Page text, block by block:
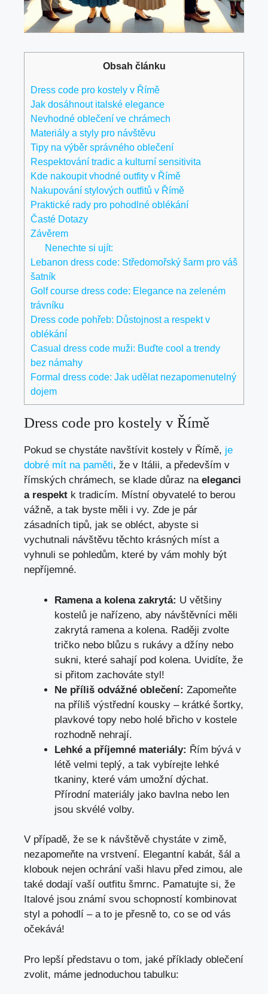
Obsah článku
Dress code pro kostely v Římě
Jak dosáhnout italské elegance
Nevhodné oblečení ve chrámech
Materiály a styly pro návštěvu
Tipy na výběr správného oblečení
Respektování tradic a kulturní sensitivita
Kde nakoupit vhodné outfity v Římě
Nakupování stylových outfitů v Římě
Praktické rady pro pohodlné oblékání
Časté Dotazy
Závěrem
Nenechte si ujít:
Lebanon dress code: Středomořský šarm pro váš
šatník
Golf course dress code: Elegance na zeleném
trávníku
Dress code pohřeb: Důstojnost a respekt v
oblékání
Casual dress code muži: Buďte cool a trendy
bez námahy
Formal dress code: Jak udělat nezapomenutelný
dojem
Dress code pro kostely v Římě
Pokud se chystáte navštívit kostely v Římě, je
dobré mít na paměti, že v Itálii, a především v
římských chrámech, se klade důraz na eleganci
a respekt k tradicím. Místní obyvatelé to berou
vážně, a tak byste měli i vy. Zde je pár
zásadních tipů, jak se obléct, abyste si
vychutnali návštěvu těchto krásných míst a
vyhnuli se pohledům, které by vám mohly být
nepříjemné.
Ramena a kolena zakrytá: U většiny
kostelů je nařízeno, aby návštěvníci měli
zakrytá ramena a kolena. Raději zvolte
tričko nebo blůzu s rukávy a džíny nebo
sukni, které sahají pod kolena. Uvidíte, že
si přitom zachováte styl!
Ne příliš odvážné oblečení: Zapomeňte
na příliš výstřední kousky – krátké šortky,
plavkové topy nebo holé břicho v kostele
rozhodně nehrají.
Lehké a příjemné materiály: Řím bývá v
létě velmi teplý, a tak vybírejte lehké
tkaniny, které vám umožní dýchat.
Přírodní materiály jako bavlna nebo len
jsou skvélé volby.
V případě, že se k návštěvě chystáte v zimě,
nezapomeňte na vrstvení. Elegantní kabát, šál a
klobouk nejen ochrání vaši hlavu před zimou, ale
také dodají vaší outfitu šmrnc. Pamatujte si, že
Italové jsou známí svou schopností kombinovat
styl a pohodlí – a to je přesně to, co se od vás
očekává!
Pro lepší představu o tom, jaké příklady oblečení
zvolit, máme jednoduchou tabulku: